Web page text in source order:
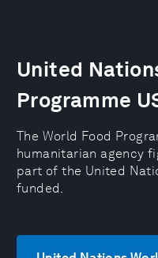
United
Programme
The World Food
humanitarian agency
part of the United
funded.